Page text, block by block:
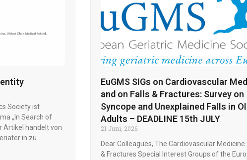
Society ist
„In Search of
Artikel handelt von
zu
EuGMS SIGs on Cardiovascular
and on Falls & Fractures: Survey on
Syncope and Unexplained Falls in
Adults – DEADLINE 15th JULY
21 Juni, 2026
Dear Colleagues, The Cardiovascular Medicine
& Fractures Special Interest Groups of the